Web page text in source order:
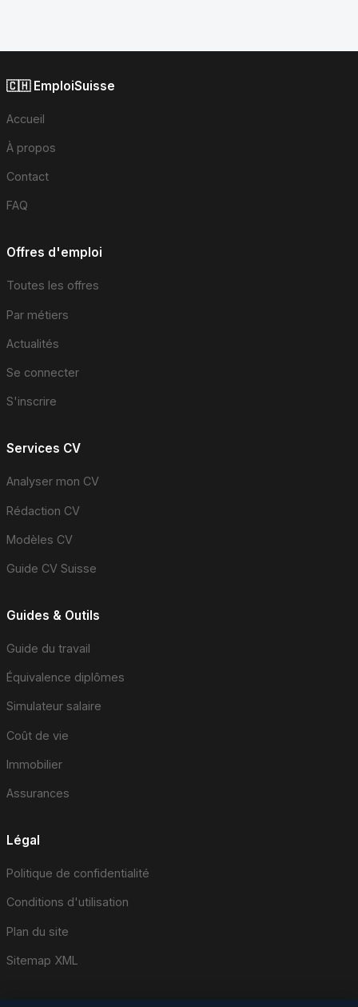
🇨🇭 EmploiSuisse
Accueil
À propos
Contact
FAQ
Offres d'emploi
Toutes les offres
Par métiers
Actualités
Se connecter
S'inscrire
Services CV
Analyser mon CV
Rédaction CV
Modèles CV
Guide CV Suisse
Guides & Outils
Guide du travail
Équivalence diplômes
Simulateur salaire
Coût de vie
Immobilier
Assurances
Légal
Politique de confidentialité
Conditions d'utilisation
Plan du site
Sitemap XML